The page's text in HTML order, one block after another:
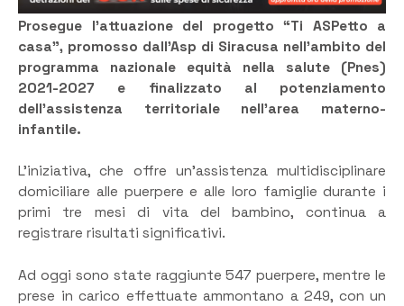
Prosegue l’attuazione del progetto “Ti ASPetto a
casa”, promosso dall’Asp di Siracusa nell’ambito del
programma nazionale equità nella salute (Pnes)
2021-2027 e finalizzato al potenziamento
dell’assistenza territoriale nell’area materno-
infantile.
L’iniziativa, che offre un’assistenza multidisciplinare
domiciliare alle puerpere e alle loro famiglie durante i
primi tre mesi di vita del bambino, continua a
registrare risultati significativi.
Ad oggi sono state raggiunte 547 puerpere, mentre le
prese in carico effettuate ammontano a 249, con un